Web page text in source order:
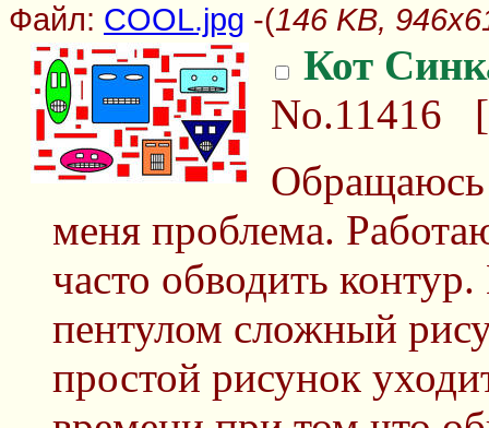
Файл: COOL.jpg -(146 KB,
Кот
No.11416 [
Обращаюсь
меня проблема.
часто обводить
пентулом сложный
простой рисунок